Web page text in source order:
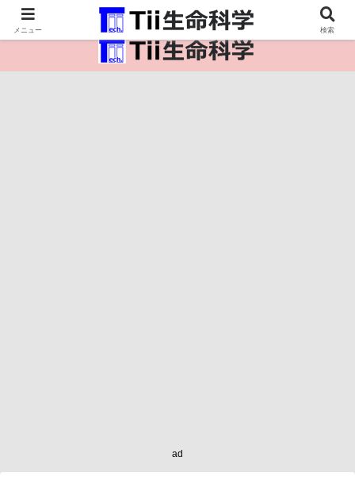
医療保健・生命・生物の情報インフラ。
ad
メニュー 検索